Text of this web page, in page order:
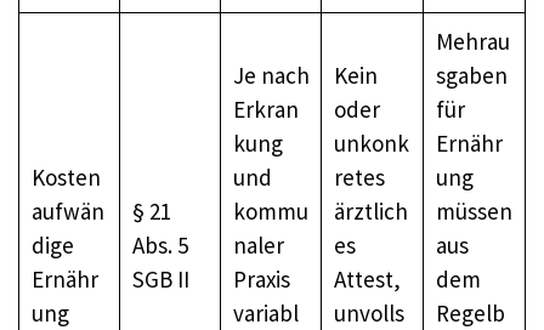
Kosten
aufwän
dige
Ernähr
ung
§ 21
Abs. 5
SGB II
Je nach
Erkran
kung
und
kommu
naler
Praxis
variabl
Kein
oder
unkonk
retes
ärztlich
es
Attest,
unvolls
Mehrau
sgaben
für
Ernähr
ung
müssen
aus
dem
Regelb